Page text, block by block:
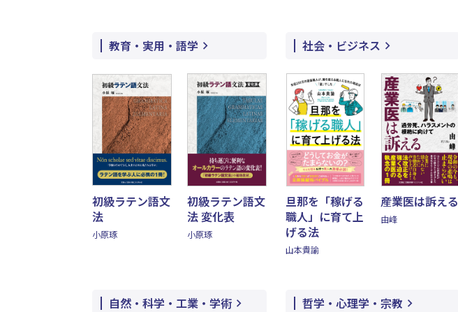
教育・実用・語学
初級ラテン語文
法
小原琢
初級ラテン語文
法 変化表
小原琢
社会・ビジネス
旦那を「稼げる
職人」に育て上
げる法
山本貴諭
産業医は訴える
由峰
自然・科学・工業・学術 哲学・心理学・宗教